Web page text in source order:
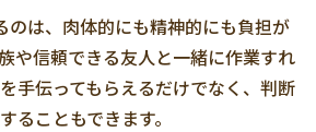
のは、肉体的にも精神的にも負担が
や信頼できる友人と一緒に作業すれ
手伝ってもらえるだけでなく、判断
ることもできます。